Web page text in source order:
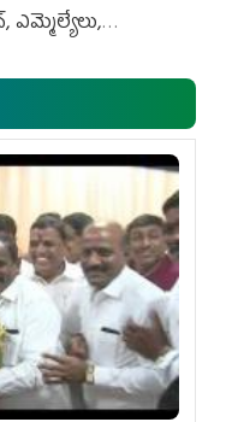
ఎమ్మెల్యేలు,